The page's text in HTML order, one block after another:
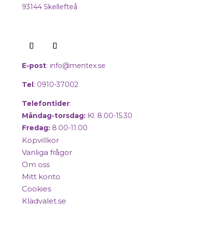
93144 Skellefteå
E-post: info@mentex.se
Tel: 0910-37002
Telefontider:
Måndag-torsdag:Kl. 8.00-15.30
Fredag:8.00-11.00
Köpvillkor
Vanliga frågor
Om oss
Mitt konto
Cookies
Klädvalet.se